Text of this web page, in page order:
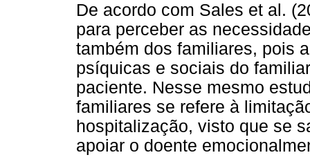
De acordo com Sales et al.
para perceber as
também dos familiares, pois
psíquicas e sociais do
paciente. Nesse mesmo
familiares se refere à
hospitalização, visto que se
apoiar o doente